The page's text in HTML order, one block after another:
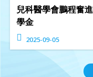
兒科醫學會鵬程奮
學金
2025-09-05